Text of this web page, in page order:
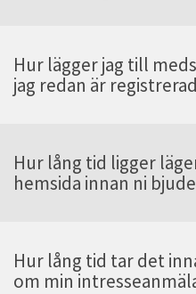
Hur lägger jag till
jag redan är
Hur lång tid ligger
hemsida innan ni
Hur lång tid tar det
om min